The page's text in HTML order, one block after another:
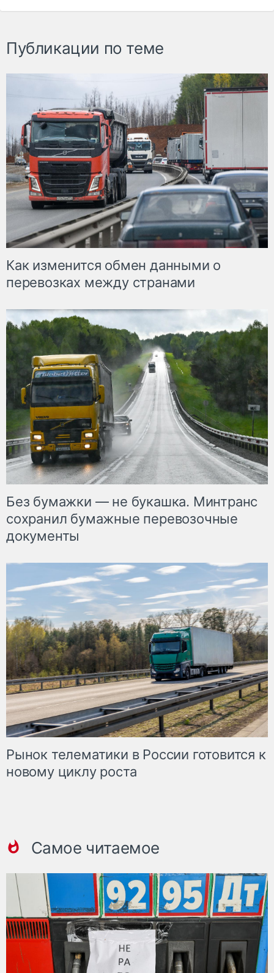
Публикации по теме
Как изменится обмен данными о
перевозках между странами
Без бумажки — не букашка. Минтранс
сохранил бумажные перевозочные
документы
Рынок телематики в России готовится к
новому циклу роста
Самое читаемое